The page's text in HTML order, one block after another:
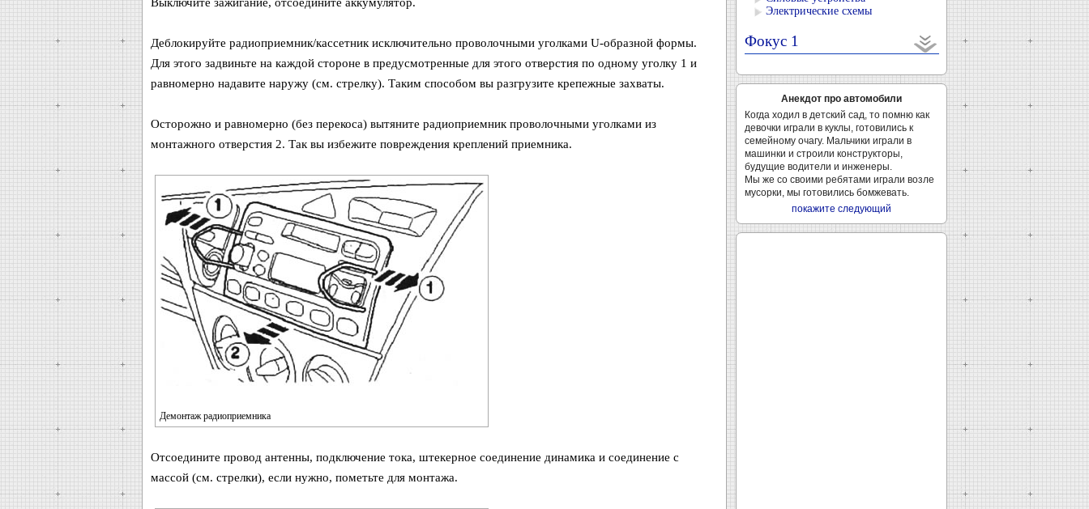
Деблокируйте радиоприемник/кассетник исключительно проволочными уголками U-образной формы.
Для этого задвиньте на каждой стороне в предусмотренные для этого отверстия по одному уголку 1 и
равномерно надавите наружу (см. стрелку). Таким способом вы разгрузите крепежные захваты.
Осторожно и равномерно (без перекоса) вытяните радиоприемник проволочными уголками из
монтажного отверстия 2. Так вы избежите повреждения креплений приемника.
Демонтаж радиоприемника
Отсоедините провод антенны, подключение тока, штекерное соединение динамика и соединение с
массой (см. стрелки), если нужно, пометьте для монтажа.
Электрические схемы
Фокус 1
Анекдот про автомобили
Когда ходил в детский сад, то помню как
девочки играли в куклы, готовились к
семейному очагу. Мальчики играли в
машинки и строили конструкторы,
будущие водители и инженеры.
Мы же со своими ребятами играли возле
мусорки, мы готовились бомжевать.
покажите следующий